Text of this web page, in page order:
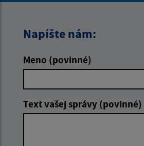
Napíšte nám:
Meno (povinné)
Text vašej správy (povinné)